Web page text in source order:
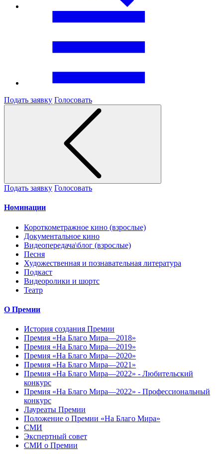
Подать заявку Голосовать
Подать заявку Голосовать
Номинации
Короткометражное кино (взрослые)
Документальное кино
Видеопередача\блог (взрослые)
Песня
Художественная и познавательная литература
Подкаст
Видеоролики и шортс
Театр
О Премии
История создания Премии
Премия «На Благо Мира—2018»
Премия «На Благо Мира—2019»
Премия «На Благо Мира—2020»
Премия «На Благо Мира—2021»
Премия «На Благо Мира—2022» - Любительский
конкурс
Премия «На Благо Мира—2022» - Профессиональный
конкурс
Лауреаты Премии
Положение о Премии «На Благо Мира»
СМИ
Экспертный совет
СМИ о Премии